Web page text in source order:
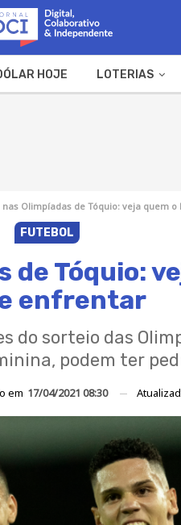
HOJE LOTERIAS
nas Olimpíadas de Tóquio: veja quem
FUTEBOL
de Tóquio:
enfrentar
do sorteio das
podem ter
em 17/04/2021 08:30